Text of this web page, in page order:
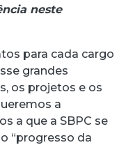
neste
para cada cargo
grandes
os projetos e os
a
a que a SBPC se
“progresso da